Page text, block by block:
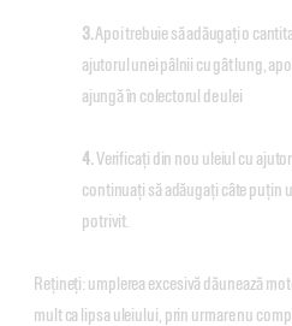
3.Apoi trebuie să adăugați o
ajutorul unei pâlnii cu gât lung,
ajungă în colectorul de ulei
4.Verificați din nou uleiul cu
continuați să adăugați câte puțin
potrivit.
Rețineți: umplerea excesivă dăunează
mult ca lipsa uleiului, prin urmare nu